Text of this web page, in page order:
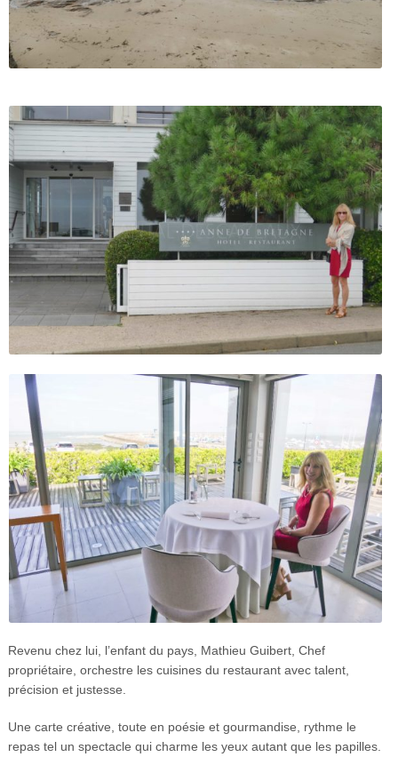
Revenu chez lui, l’enfant du pays, Mathieu Guibert, Chef
propriétaire, orchestre les cuisines du restaurant avec talent,
précision et justesse.
Une carte créative, toute en poésie et gourmandise, rythme le
repas tel un spectacle qui charme les yeux autant que les papilles.